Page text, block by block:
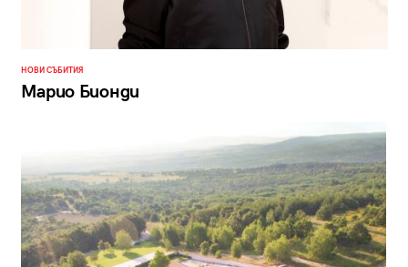
НОВИ СЪБИТИЯ
Марио Бионди